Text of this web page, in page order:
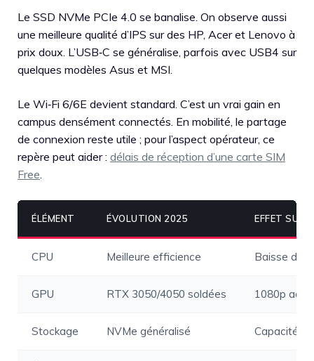
Le SSD NVMe PCIe 4.0 se banalise. On observe aussi
une meilleure qualité d’IPS sur des HP, Acer et Lenovo à
prix doux. L’USB‑C se généralise, parfois avec USB4 sur
quelques modèles Asus et MSI.
Le Wi‑Fi 6/6E devient standard. C’est un vrai gain en
campus densément connectés. En mobilité, le partage
de connexion reste utile ; pour l’aspect opérateur, ce
repère peut aider : délais de réception d’une carte SIM
Free.
ÉLÉMENT ÉVOLUTION 2025 EFFET SUR
CPU Meilleure efficience Baisse des
GPU RTX 3050/4050 soldées 1080p
Stockage NVMe généralisé Capacité/€